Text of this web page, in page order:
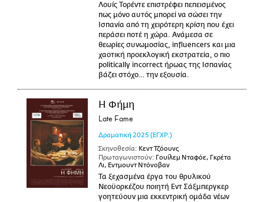
Λουίς Τορέντε επιστρέφει πεπεισμένος
πως μόνο αυτός μπορεί να σώσει την
Ισπανία από τη χειρότερη κρίση που έχει
περάσει ποτέ η χώρα. Ανάμεσα σε
θεωρίες συνωμοσίας, influencers και μια
χαοτική προεκλογική εκστρατεία, ο πιο
politically incorrect ήρωας της Ισπανίας
βάζει στόχο… την εξουσία.
Η Φήμη
Late Fame
Δραματική 2025 (ΕΓΧΡ.)
Σκηνοθεσία: Κεντ Τζόουνς
Πρωταγωνιστούν: Γουίλεμ Νταφόε, Γκρέτα
Λι, Εντμουντ Ντόνοβαν
Τα ξεχασμένα έργα του θρυλικού
Νεοϋορκέζου ποιητή Εντ Σάξμπεργκερ
γοητεύουν μια εκκεντρική ομάδα νέων